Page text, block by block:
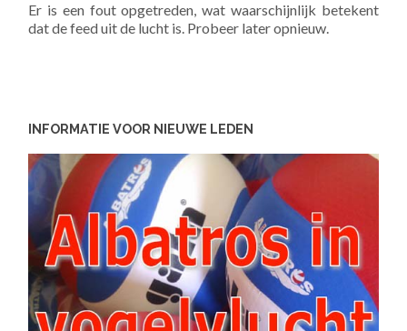
Er is een fout opgetreden, wat waarschijnlijk betekent
dat de feed uit de lucht is. Probeer later opnieuw.
INFORMATIE VOOR NIEUWE LEDEN